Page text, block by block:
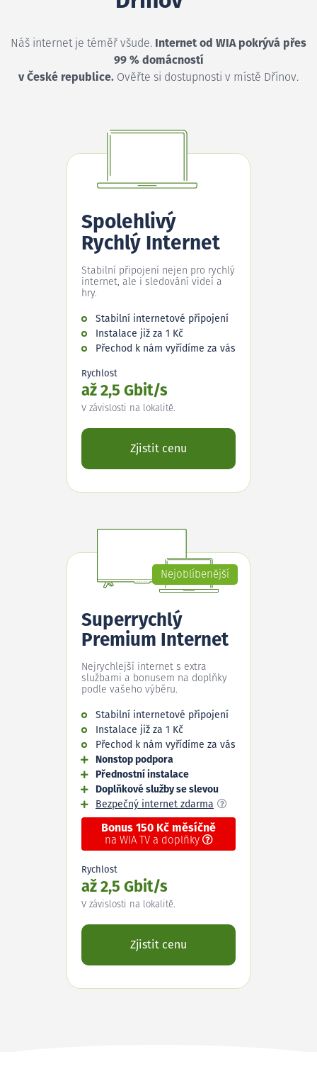
Náš internet je téměř všude. Internet od WIA pokrývá přes
99 % domácností
v České republice. Ověřte si dostupnosti v místě Dřínov.
Spolehlivý
Rychlý Internet
Stabilní připojení nejen pro rychlý
internet, ale i sledování videí a
hry.
Stabilní internetové připojení
Instalace již za 1 Kč
Přechod k nám vyřídíme za vás
Rychlost
až 2,5 Gbit/s
V závislosti na lokalitě.
Zjistit cenu
Nejoblíbenější
Superrychlý
Premium Internet
Nejrychlejší internet s extra
službami a bonusem na doplňky
podle vašeho výběru.
Stabilní internetové připojení
Instalace již za 1 Kč
Přechod k nám vyřídíme za vás
Nonstop podpora
Přednostní instalace
Doplňkové služby se slevou
Bezpečný internet zdarma
Bonus 150 Kč měsíčně
na WIA TV a doplňky
Rychlost
až 2,5 Gbit/s
V závislosti na lokalitě.
Zjistit cenu